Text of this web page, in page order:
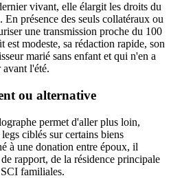
vivant, elle élargit les droits du
présence des seuls collatéraux ou
une transmission proche du 100
modeste, sa rédaction rapide, son
marié sans enfant et qui n'en a
avant l'été.
ou alternative
permet d'aller plus loin,
ciblés sur certains biens
à une donation entre époux, il
rapport, de la résidence principale
SCI familiales.